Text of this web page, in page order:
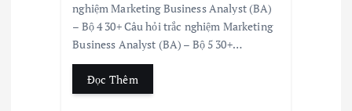
nghiệm Marketing Business Analyst (BA)
– Bộ 4 30+ Câu hỏi trắc nghiệm Marketing
Business Analyst (BA) – Bộ 5 30+…
Đọc Thêm